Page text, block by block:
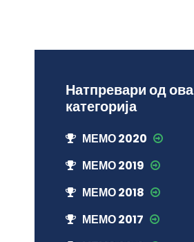
Натпревари од ова
категорија
МЕМО 2020
МЕМО 2019
МЕМО 2018
МЕМО 2017